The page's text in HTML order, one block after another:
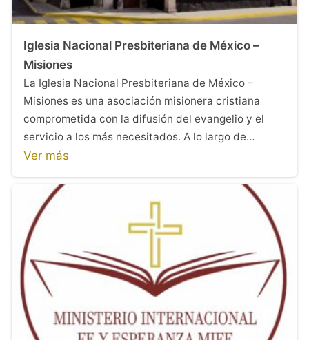
Iglesia Nacional Presbiteriana de México –
Misiones
La Iglesia Nacional Presbiteriana de México –
Misiones es una asociación misionera cristiana
comprometida con la difusión del evangelio y el
servicio a los más necesitados. A lo largo de…
Ver más